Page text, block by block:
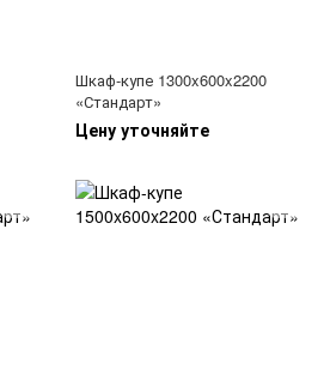
Шкаф-купе 1300x600x2200
«Стандарт»
Цену уточняйте